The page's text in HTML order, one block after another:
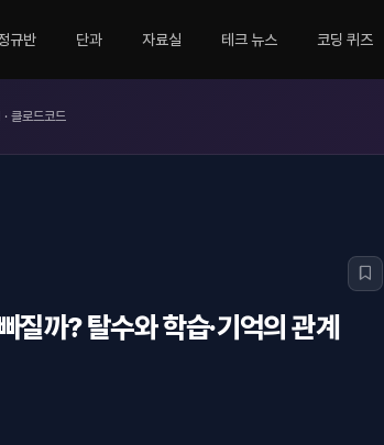
규반 단과 자료실 테크 뉴스 코딩 퀴즈
클로드코드
질까? 탈수와 학습·기억의 관계